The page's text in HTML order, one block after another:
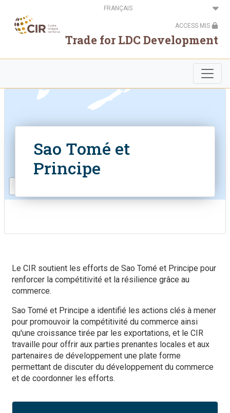
contenu
principal
Select
your
ACCESS MIS
Trade for LDC Development
Sao Tomé et
Principe
Le CIR soutient les efforts de Sao Tomé et Principe pour
renforcer la compétitivité et la résilience grâce au
commerce.
Sao Tomé et Principe a identifié les actions clés à mener
pour promouvoir la compétitivité du commerce ainsi
qu'une croissance tirée par les exportations, et le CIR
travaille pour offrir aux parties prenantes locales et aux
partenaires de développement une plate forme
permettant de discuter du développement du commerce
et de coordonner les efforts.